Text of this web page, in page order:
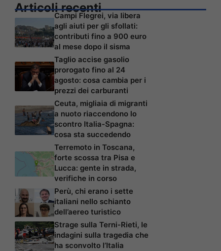
Articoli recenti
Campi Flegrei, via libera
agli aiuti per gli sfollati:
contributi fino a 900 euro
al mese dopo il sisma
Taglio accise gasolio
prorogato fino al 24
agosto: cosa cambia per i
prezzi dei carburanti
Ceuta, migliaia di migranti
a nuoto riaccendono lo
scontro Italia-Spagna:
cosa sta succedendo
Terremoto in Toscana,
forte scossa tra Pisa e
Lucca: gente in strada,
verifiche in corso
Perù, chi erano i sette
italiani nello schianto
dell’aereo turistico
Strage sulla Terni-Rieti, le
indagini sulla tragedia che
ha sconvolto l’Italia